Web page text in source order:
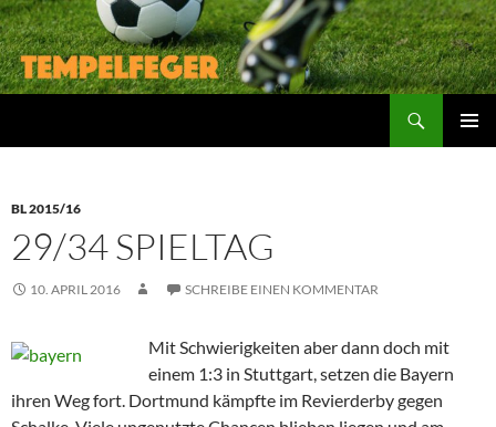
BL 2015/16
29/34 SPIELTAG
10. APRIL 2016 SCHREIBE EINEN KOMMENTAR
Mit Schwierigkeiten aber dann doch mit
einem 1:3 in Stuttgart, setzen die Bayern
ihren Weg fort. Dortmund kämpfte im Revierderby gegen